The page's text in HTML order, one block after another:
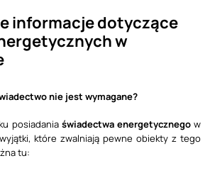
informacje dotyczące
w
nie jest wymagane?
posiadania świadectwa energetycznegow
które zwalniają pewne obiekty z tego
tu: